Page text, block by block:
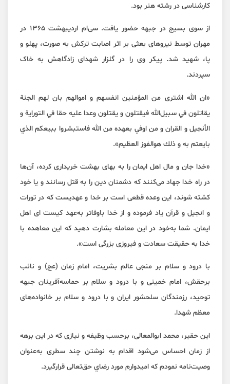
کارشناسی در رشته هنر بود.
از سوی بسیج در جبهه حضور یافت. سی‌ام اردیبهشت ۱۳۶۵ در
مهران توسط نیرو‌های بعثی بر اثر اصابت ترکش به صورت، پهلو و
پا، شهید شد. پیکر وی را در گلزار شهدای زادگاهش به خاک
سپردند.
«ان الله اشتری من المؤمنين انفسهم و اموالهم بان لهم الجنة
يقاتلون في سبيل‌الله فيقتلون و يقتلون وعدا عليه حقا في التوراية و
الأنجيل و القران و من اوفي بعهده من الله فاستبشروا ببيعكم الذي
بايعتم به و ذلك هوالفوز العظيم».
«خدا جان و مال اهل ايمان را به بهای بهشت خريداری كرده، آن‌ها
در راه خدا جهاد می‌كنند كه دشمنان دين را به قتل رسانند و يا خود
كشته شوند، اين وعده قطعی است بر خدا و عهديست كه در تورات
و انجيل و قرآن ياد فرموده و از خدا باوفاتر به‌عهد كيست ای اهل
ايمان. شما به‌خود در اين معامله بشارت دهيد كه اين معاهده با
خدا به حقيقت سعادت و فيروزی بزرگی است».
با درود و سلام بر منجی عالم بشريت، امام زمان (عج) و نائب
برحقش، امام خمینی و با درود و سلام بر حماسه‌آفرينان جبهه
توحيد، رزمندگان سلحشور ايران و با درود و سلام بر خانواده‌های
معظم شهدا.
اين حقير، محمد ابوالمعالی، برحسب وظيفه و نيازی كه در اين برهه
از زمان احساس می‌شود اقدام به نوشتن چند سطری به‌عنوان
وصيت‌نامه نمودم كه اميدوارم مورد رضاي حق‌تعالی قرارگيرد.